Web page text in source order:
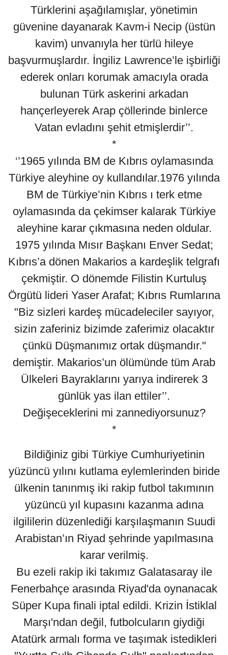
Türklerini aşağılamışlar, yönetimin
güvenine dayanarak Kavm-i Necip (üstün
kavim) unvanıyla her türlü hileye
başvurmuşlardır. İngiliz Lawrence’le işbirliği
ederek onları korumak amacıyla orada
bulunan Türk askerini arkadan
hançerleyerek Arap çöllerinde binlerce
Vatan evladını şehit etmişlerdir’’.
*
‘’1965 yılında BM de Kıbrıs oylamasında
Türkiye aleyhine oy kullandılar.1976 yılında
BM de Türkiye’nin Kıbrıs ı terk etme
oylamasında da çekimser kalarak Türkiye
aleyhine karar çıkmasına neden oldular.
1975 yılında Mısır Başkanı Enver Sedat;
Kıbrıs’a dönen Makarios a kardeşlik telgrafı
çekmiştir. O dönemde Filistin Kurtuluş
Örgütü lideri Yaser Arafat; Kıbrıs Rumlarına
"Biz sizleri kardeş mücadeleciler sayıyor,
sizin zaferiniz bizimde zaferimiz olacaktır
çünkü Düşmanımız ortak düşmandır."
demiştir. Makarios’un ölümünde tüm Arab
Ülkeleri Bayraklarını yarıya indirerek 3
günlük yas ilan ettiler’’.
Değişeceklerini mi zannediyorsunuz?
*
Bildiğiniz gibi Türkiye Cumhuriyetinin
yüzüncü yılını kutlama eylemlerinden biride
ülkenin tanınmış iki rakip futbol takımının
yüzüncü yıl kupasını kazanma adına
ilgililerin düzenlediği karşılaşmanın Suudi
Arabistan’ın Riyad şehrinde yapılmasına
karar verilmiş.
Bu ezeli rakip iki takımız Galatasaray ile
Fenerbahçe arasında Riyad'da oynanacak
Süper Kupa finali iptal edildi. Krizin İstiklal
Marşı'ndan değil, futbolcuların giydiği
Atatürk armalı forma ve taşımak istedikleri